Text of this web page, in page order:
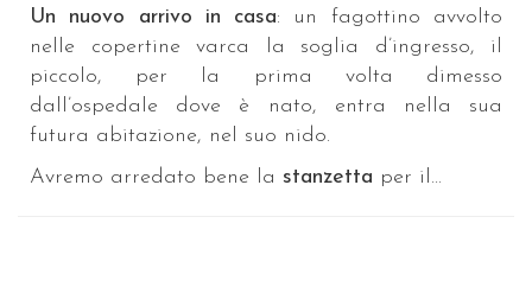
Un nuovo arrivo in casa: un fagottino avvolto
nelle copertine varca la soglia d’ingresso, il
piccolo, per la prima volta dimesso
dall’ospedale dove è nato, entra nella sua
futura abitazione, nel suo nido.
Avremo arredato bene la stanzetta per il...